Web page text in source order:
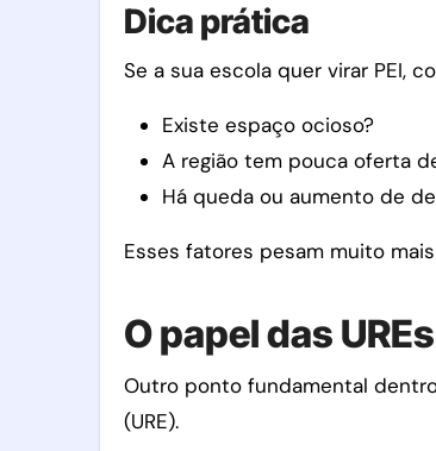
Dica prática
Se a sua escola quer virar PEI,
Existe espaço ocioso?
A região tem pouca oferta
Há queda ou aumento de
Esses fatores pesam muito
O papel das
Outro ponto fundamental
(URE).